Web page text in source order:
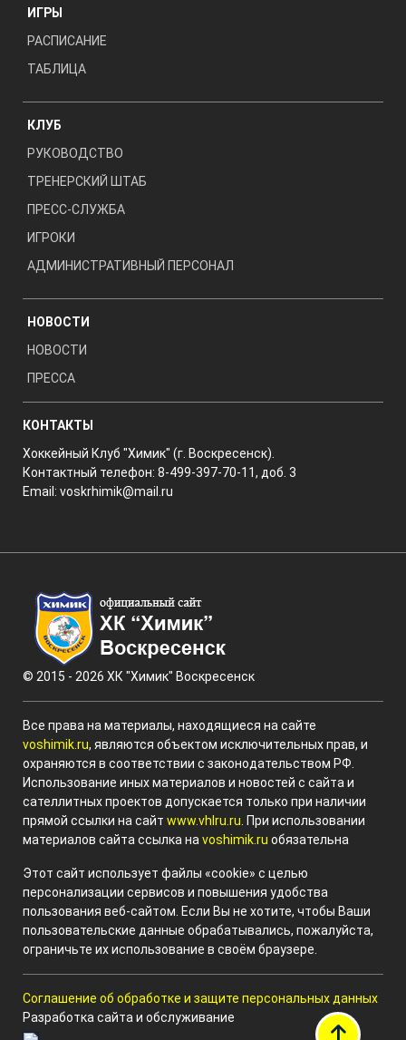
ИГРЫ
РАСПИСАНИЕ
ТАБЛИЦА
КЛУБ
РУКОВОДСТВО
ТРЕНЕРСКИЙ ШТАБ
ПРЕСС-СЛУЖБА
ИГРОКИ
АДМИНИСТРАТИВНЫЙ ПЕРСОНАЛ
НОВОСТИ
НОВОСТИ
ПРЕССА
КОНТАКТЫ
Хоккейный Клуб "Химик" (г. Воскресенск).
Контактный телефон: 8-499-397-70-11, доб. 3
Email: voskrhimik@mail.ru
© 2015 - 2026 ХК "Химик" Воскресенск
Все права на материалы, находящиеся на сайте
voshimik.ru, являются объектом исключительных прав, и
охраняются в соответствии с законодательством РФ.
Использование иных материалов и новостей с сайта и
сателлитных проектов допускается только при наличии
прямой ссылки на сайт www.vhlru.ru . При использовании
материалов сайта ссылка на voshimik.ru обязательна
Этот сайт использует файлы «cookie» с целью
персонализации сервисов и повышения удобства
пользования веб-сайтом. Если Вы не хотите, чтобы Ваши
пользовательские данные обрабатывались, пожалуйста,
ограничьте их использование в своём браузере.
Соглашение об обработке и защите персональных данных
Разработка сайта и обслуживание